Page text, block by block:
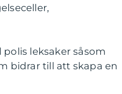
leksaker såsom
bidrar till att skapa en